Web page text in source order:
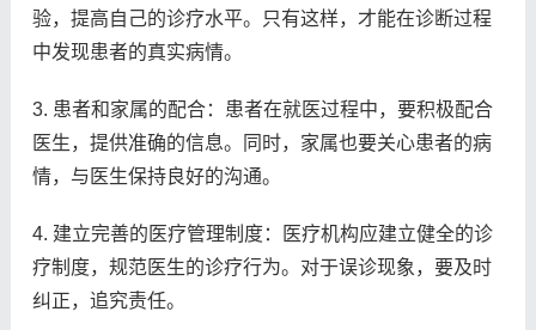
验，提高自己的诊疗水平。只有这样，才能在诊断过程
中发现患者的真实病情。
3. 患者和家属的配合：患者在就医过程中，要积极配合
医生，提供准确的信息。同时，家属也要关心患者的病
情，与医生保持良好的沟通。
4. 建立完善的医疗管理制度：医疗机构应建立健全的诊
疗制度，规范医生的诊疗行为。对于误诊现象，要及时
纠正，追究责任。